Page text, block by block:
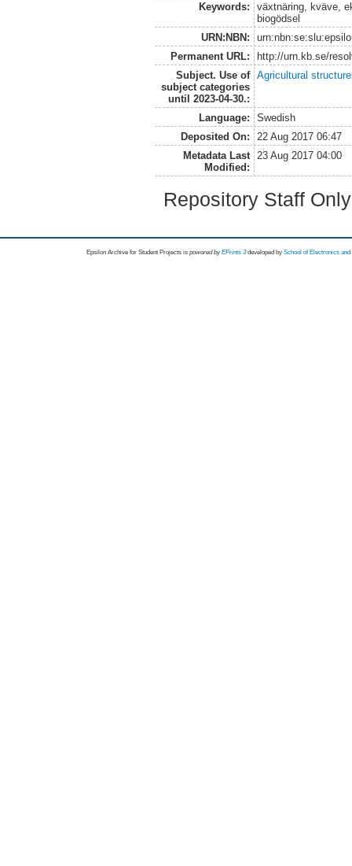
Keywords:
växtnäring, kväve,
biogödsel
URN:NBN:
Permanent URL:
http://urn.kb.se/
Subject. Use of
subject categories
until 2023-04-30.:
Agricultural
Language:
Swedish
Deposited On:
22 Aug 2017 06:47
Metadata Last
Modified:
23 Aug 2017 04:00
Repository Staff
Epsilon Archive for Student Projects is powored byEPrints 3 developed by School of Electronics